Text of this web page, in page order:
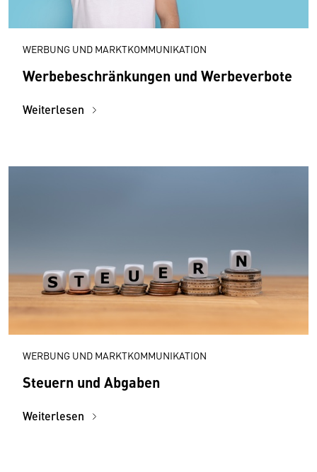
WERBUNG UND MARKTKOMMUNIKATION
Werbebeschränkungen und Werbeverbote
Weiterlesen
WERBUNG UND MARKTKOMMUNIKATION
Steuern und Abgaben
Weiterlesen